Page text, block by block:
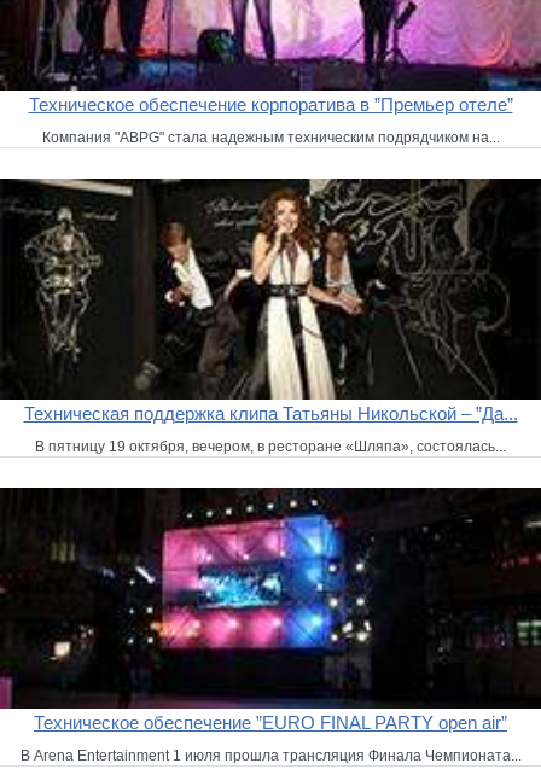
Техническое обеспечение корпоратива в ”Премьер отеле”
Компания "ABPG" стала надежным техническим подрядчиком на...
Техническая поддержка клипа Татьяны Никольской – ”Да...
В пятницу 19 октября, вечером, в ресторане «Шляпа», состоялась...
Техническое обеспечение ”EURO FINAL PARTY open air”
В Arena Entertainment 1 июля прошла трансляция Финала Чемпионата...